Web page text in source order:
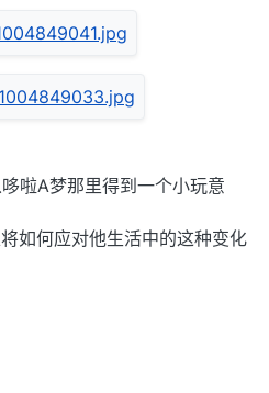
啦A梦那里得到一个小玩意
如何应对他生活中的这种变化